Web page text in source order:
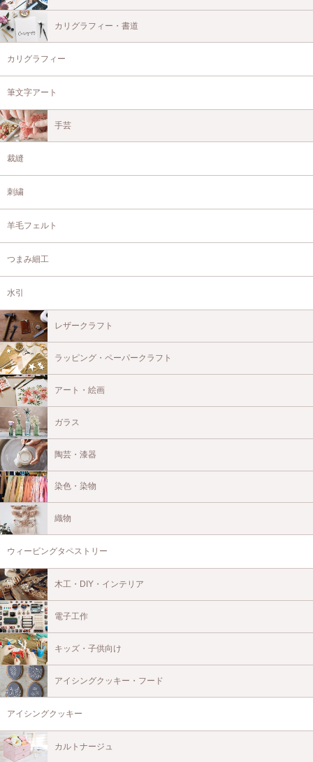
カリグラフィー・書道
カリグラフィー
筆文字アート
手芸
裁縫
刺繍
羊毛フェルト
つまみ細工
水引
レザークラフト
ラッピング・ペーパークラフト
アート・絵画
ガラス
陶芸・漆器
染色・染物
織物
ウィービングタペストリー
木工・DIY・インテリア
電子工作
キッズ・子供向け
アイシングクッキー・フード
アイシングクッキー
カルトナージュ